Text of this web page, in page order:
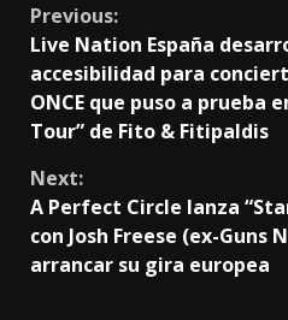
Continue
Reading
Previous:
Live Nation España
accesibilidad para
ONCE que puso a prueba
Tour” de Fito & Fitipaldis
Next:
A Perfect Circle lanza
con Josh Freese (ex-Guns
arrancar su gira europea